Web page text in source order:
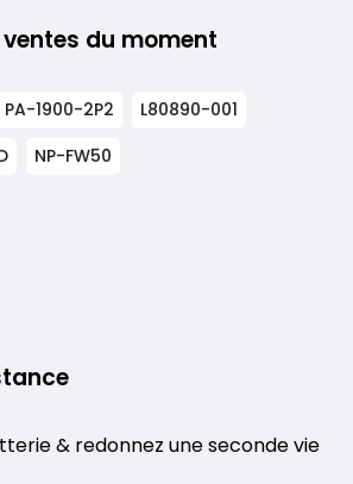
du moment
PA-1900-2P2
L80890-001
NP-FW50
& redonnez une seconde vie